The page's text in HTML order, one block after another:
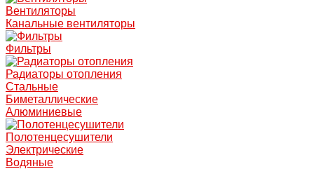
Вентиляторы
Канальные вентиляторы
Фильтры
Радиаторы отопления
Стальные
Биметаллические
Алюминиевые
Полотенцесушители
Электрические
Водяные